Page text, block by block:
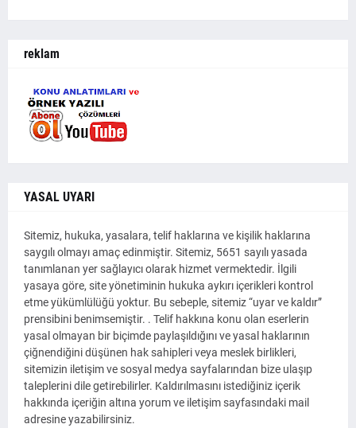
reklam
YASAL UYARI
Sitemiz, hukuka, yasalara, telif haklarına ve kişilik haklarına
saygılı olmayı amaç edinmiştir. Sitemiz, 5651 sayılı yasada
tanımlanan yer sağlayıcı olarak hizmet vermektedir. İlgili
yasaya göre, site yönetiminin hukuka aykırı içerikleri kontrol
etme yükümlülüğü yoktur. Bu sebeple, sitemiz “uyar ve kaldır”
prensibini benimsemiştir. . Telif hakkına konu olan eserlerin
yasal olmayan bir biçimde paylaşıldığını ve yasal haklarının
çiğnendiğini düşünen hak sahipleri veya meslek birlikleri,
sitemizin iletişim ve sosyal medya sayfalarından bize ulaşıp
taleplerini dile getirebilirler. Kaldırılmasını istediğiniz içerik
hakkında içeriğin altına yorum ve iletişim sayfasındaki mail
adresine yazabilirsiniz.